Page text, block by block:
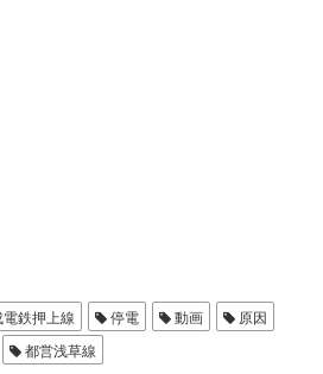
鉄押上線 停電 動画
原因
都営浅草線